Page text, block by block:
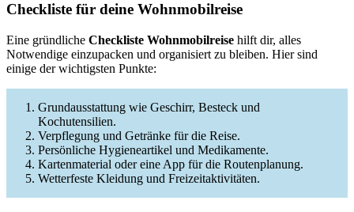
Checkliste für deine Wohnmobilreise
Eine gründliche Checkliste Wohnmobilreise hilft dir, alles
Notwendige einzupacken und organisiert zu bleiben. Hier sind
einige der wichtigsten Punkte:
Grundausstattung wie Geschirr, Besteck und
Kochutensilien.
Verpflegung und Getränke für die Reise.
Persönliche Hygieneartikel und Medikamente.
Kartenmaterial oder eine App für die Routenplanung.
Wetterfeste Kleidung und Freizeitaktivitäten.